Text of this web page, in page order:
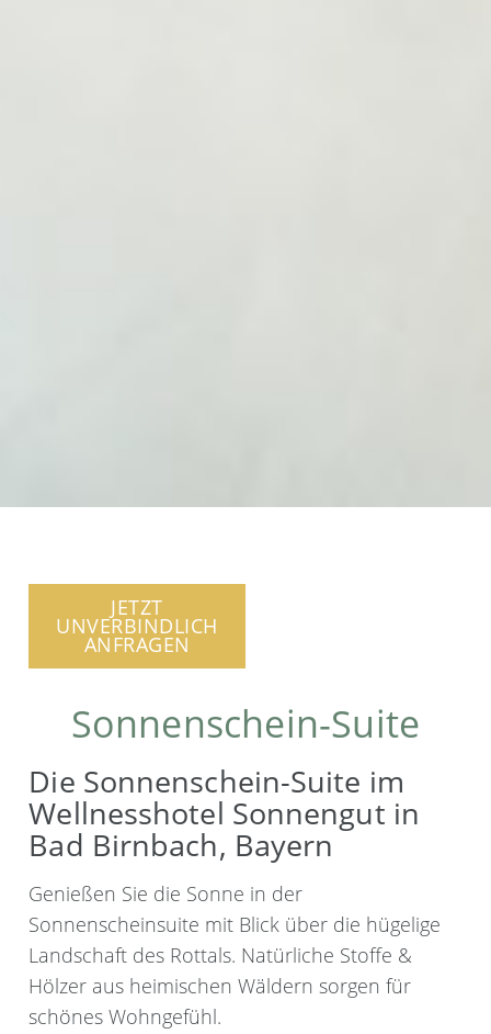
JETZT
UNVERBINDLICH
ANFRAGEN
Sonnenschein-Suite
Die Sonnenschein-Suite im
Wellnesshotel Sonnengut in
Bad Birnbach, Bayern
Genießen Sie die Sonne in der
Sonnenscheinsuite mit Blick über die hügelige
Landschaft des Rottals. Natürliche Stoffe &
Hölzer aus heimischen Wäldern sorgen für
schönes Wohngefühl.